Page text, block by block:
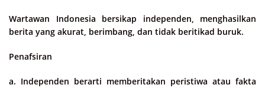
Wartawan Indonesia bersikap independen, menghasilkan
berita yang akurat, berimbang, dan tidak beritikad buruk.
Penafsiran
a. Independen berarti memberitakan peristiwa atau fakta